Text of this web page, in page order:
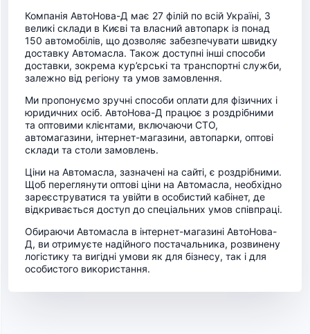
Компанія АвтоНова-Д має 27 філій по всій Україні, 3
великі склади в Києві та власний автопарк із понад
150 автомобілів, що дозволяє забезпечувати швидку
доставку Автомасла. Також доступні інші способи
доставки, зокрема кур’єрські та транспортні служби,
залежно від регіону та умов замовлення.
Ми пропонуємо зручні способи оплати для фізичних і
юридичних осіб. АвтоНова-Д працює з роздрібними
та оптовими клієнтами, включаючи СТО,
автомагазини, інтернет-магазини, автопарки, оптові
склади та столи замовлень.
Ціни на Автомасла, зазначені на сайті, є роздрібними.
Щоб переглянути оптові ціни на Автомасла, необхідно
зареєструватися та увійти в особистий кабінет, де
відкривається доступ до спеціальних умов співпраці.
Обираючи Автомасла в інтернет-магазині АвтоНова-
Д, ви отримуєте надійного постачальника, розвинену
логістику та вигідні умови як для бізнесу, так і для
особистого використання.